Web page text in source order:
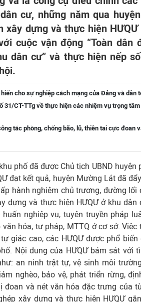
cư, những năm qua
xây dựng và thực hiện
cuộc vận động “Toàn dân
dân cư” và thực hiện nếp
cho sự nghiệp cách mạng của Đảng và dân
31/CT-TTg về thực hiện các nhiệm vụ trọng
tác phòng, chống bão, lũ, thiên tai cực đoan
phố đã được Chủ tịch UBND huyện
đạt kết quả, huyện Mường Lát đã
hành nghiêm chủ trương, đường lối
dựng và thực hiện HƯQƯ ở khu dân
nghiệp vụ, tuyên truyền pháp
hóa, tư pháp, MTTQ ở cơ sở. Việc
giác cao, các HƯQƯ được phổ biến
Nội dung của HƯQƯ bám sát với
an ninh trật tự, vệ sinh môi
nghèo, bảo vệ, phát triển rừng,
đoan và nét văn hóa đặc trưng của
xây dựng và thực hiện HƯQƯ